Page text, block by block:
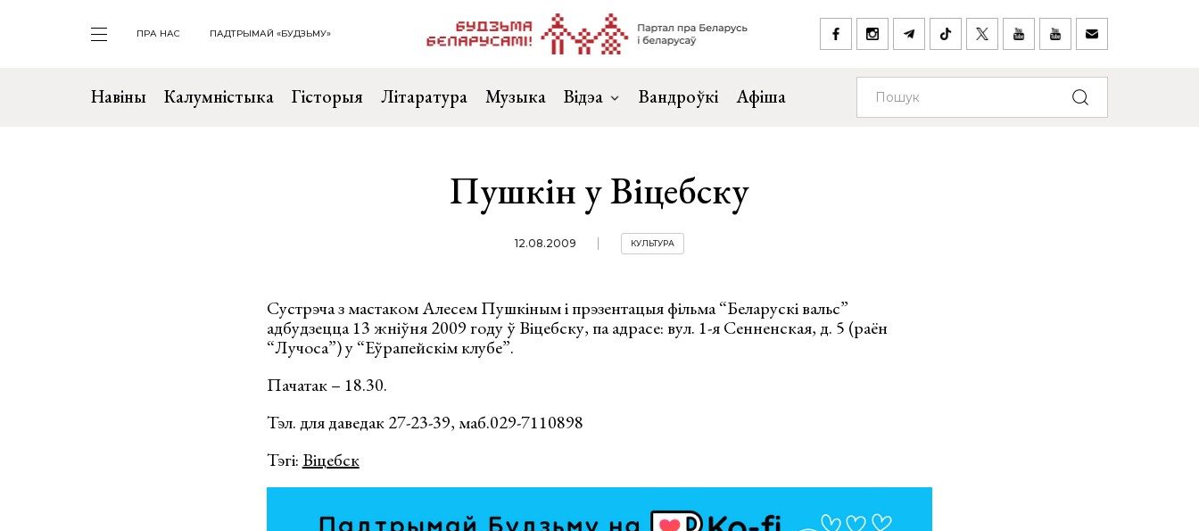
ПРА НАС ПАДТРЫМАЙ «БУДЗЬМУ»
Навіны Калумністыка Гісторыя Літаратура Музыка Відэа Вандроўкі Афіша
Пушкін у Віцебску
12.08.2009 КУЛЬТУРА
Сустрэча з мастаком Алесем Пушкіным і прэзентацыя фільма “Беларускі вальс”
адбудзецца 13 жніўня 2009 году ў Віцебску, па адрасе: вул. 1-я Сенненская, д. 5 (раён
“Лучоса”) у “Еўрапейскім клубе”.
Пачатак – 18.30.
Тэл. для даведак 27-23-39, маб.029-7110898
Тэгі: Віцебск